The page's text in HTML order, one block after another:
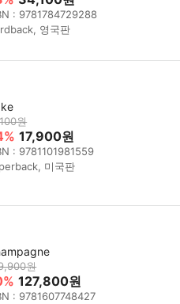
: 9781784729288
영국판
원
17,900원
: 9781101981559
미국판
원
127,800원
: 9781607748427